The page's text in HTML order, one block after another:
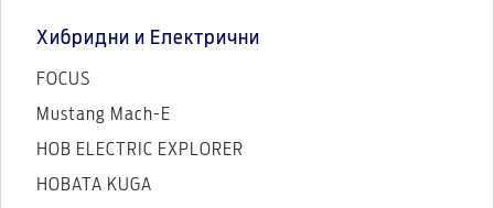
Хибридни и Електрични
FOCUS
Mustang Mach-E
НОВ ELECTRIC EXPLORER
НОВАТА KUGA